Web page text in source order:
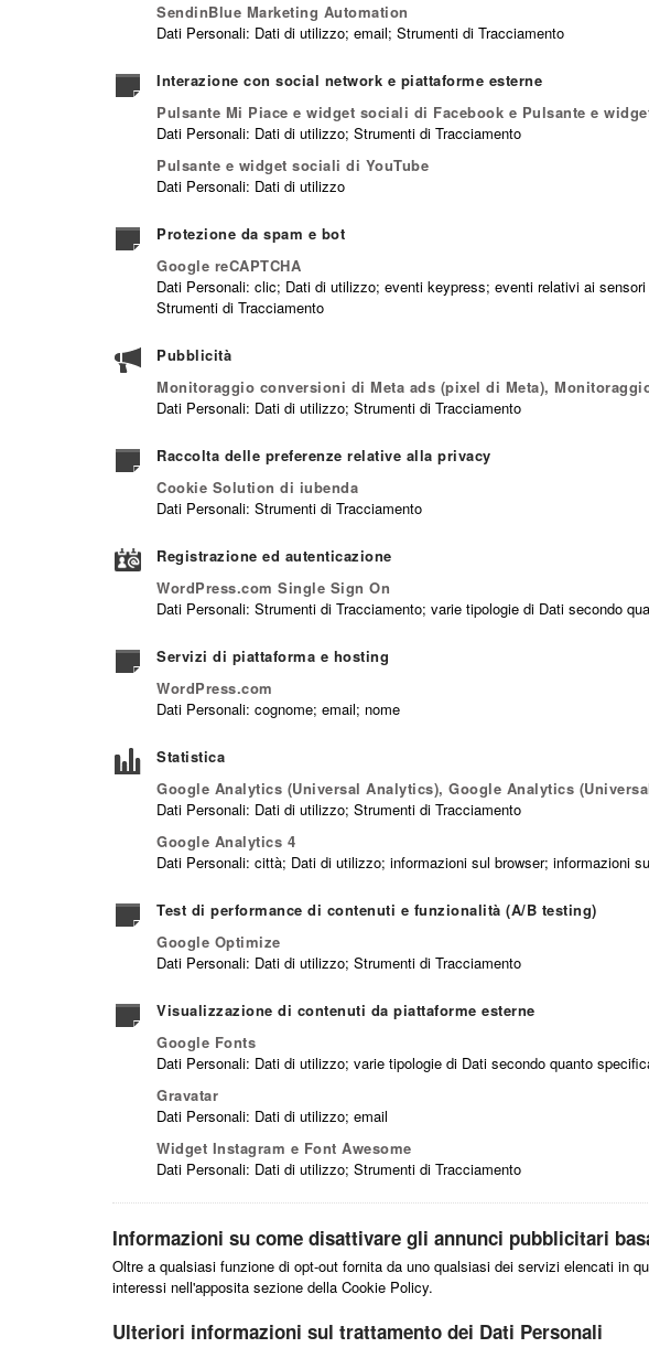
SendinBlue Marketing Automation
Dati Personali: Dati di utilizzo; email; Strumenti di Tracciamento
Interazione con social network e piattaforme esterne
Pulsante Mi Piace e widget sociali di Facebook e Pulsante e
Dati Personali: Dati di utilizzo; Strumenti di Tracciamento
Pulsante e widget sociali di YouTube
Dati Personali: Dati di utilizzo
Protezione da spam e bot
Google reCAPTCHA
Dati Personali: clic; Dati di utilizzo; eventi keypress; eventi relativi ai
Strumenti di Tracciamento
Pubblicità
Monitoraggio conversioni di Meta ads (pixel di Meta),
Dati Personali: Dati di utilizzo; Strumenti di Tracciamento
Raccolta delle preferenze relative alla privacy
Cookie Solution di iubenda
Dati Personali: Strumenti di Tracciamento
Registrazione ed autenticazione
WordPress.com Single Sign On
Dati Personali: Strumenti di Tracciamento; varie tipologie di Dati secondo
Servizi di piattaforma e hosting
WordPress.com
Dati Personali: cognome; email; nome
Statistica
Google Analytics (Universal Analytics), Google Analytics
Dati Personali: Dati di utilizzo; Strumenti di Tracciamento
Google Analytics 4
Dati Personali: città; Dati di utilizzo; informazioni sul browser; informazioni
Test di performance di contenuti e funzionalità (A/B testing)
Google Optimize
Dati Personali: Dati di utilizzo; Strumenti di Tracciamento
Visualizzazione di contenuti da piattaforme esterne
Google Fonts
Dati Personali: Dati di utilizzo; varie tipologie di Dati secondo quanto
Gravatar
Dati Personali: Dati di utilizzo; email
Widget Instagram e Font Awesome
Dati Personali: Dati di utilizzo; Strumenti di Tracciamento
Informazioni su come disattivare gli annunci pubblicitari
Oltre a qualsiasi funzione di opt-out fornita da uno qualsiasi dei servizi elencati in
interessi nell'apposita sezione della Cookie Policy.
Ulteriori informazioni sul trattamento dei Dati Personali